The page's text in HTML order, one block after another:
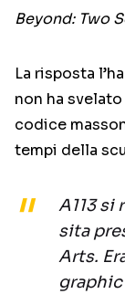
Beyond: Two
La risposta
non ha
codice
tempi della
A113 si
sita
Arts.